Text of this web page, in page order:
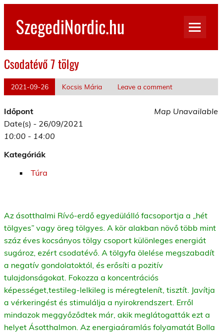
Skip
contentSzegediNordic.hu
Csodatévő 7 tölgy
2021-09-26 Kocsis Mária Leave a comment
Map Unavailable
Időpont
Date(s) - 26/09/2021
10:00 - 14:00
Kategóriák
Túra
Az ásotthalmi Rívó-erdő egyedülálló facsoportja a „hét
tölgyes” vagy öreg tölgyes. A kör alakban növő több mint
száz éves kocsányos tölgy csoport különleges energiát
sugároz, ezért csodatévő. A tölgyfa ölelése megszabadít
a negatív gondolatoktól, és erősíti a pozitív
tulajdonságokat. Fokozza a koncentrációs
képességet,testileg-lelkileg is méregtelenít, tisztít. Javítja
a vérkeringést és stimulálja a nyirokrendszert. Erről
mindazok meggyőződtek már, akik meglátogatták ezt a
helyet Ásotthalmon. Az energiaáramlás folyamatát Bolla